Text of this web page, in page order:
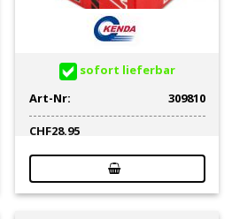
sofort lieferbar
Art-Nr:
309810
CHF28.95